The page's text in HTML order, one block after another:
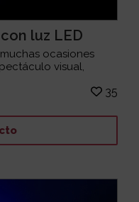
luz LED
ocasiones
visual,
35